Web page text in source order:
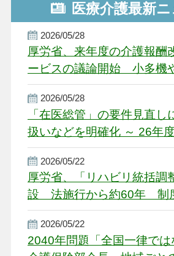
医療介護最新
2026/05/28
厚労省、来年度の介護報酬
ービスの議論開始 小多機
厳しい経営環境に危機感
2026/05/28
「在医総管」の要件見直し
扱いなどを明確化 ～ 26年
2026/05/22
厚労省、「リハビリ統括調
設 法施行から約60年 制
2026/05/22
2040年問題「全国一律で